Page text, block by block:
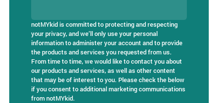
notMYkid is committed to protecting and respecting
your privacy, and we’ll only use your personal
information to administer your account and to provide
the products and services you requested from us.
From time to time, we would like to contact you about
our products and services, as well as other content
that may be of interest to you. Please check the below
if you consent to additional marketing communications
from notMYkid.